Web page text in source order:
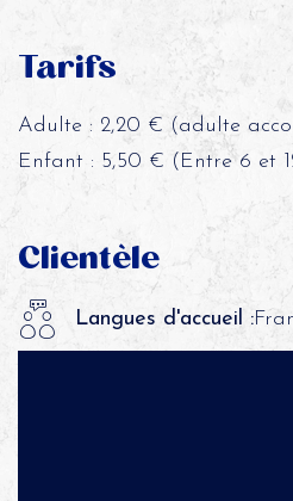
Tarifs
Adulte : 2,20 € (adulte
Enfant : 5,50 € (Entre 6 et
Clientèle
Langues d'accueil :